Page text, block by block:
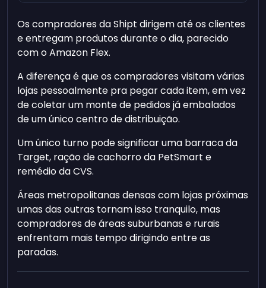
Os compradores da Shipt dirigem até os clientes
e entregam produtos durante o dia, parecido
com o Amazon Flex.
A diferença é que os compradores visitam várias
lojas pessoalmente pra pegar cada item, em vez
de coletar um monte de pedidos já embalados
de um único centro de distribuição.
Um único turno pode significar uma barraca da
Target, ração de cachorro da PetSmart e
remédio da CVS.
Áreas metropolitanas densas com lojas próximas
umas das outras tornam isso tranquilo, mas
compradores de áreas suburbanas e rurais
enfrentam mais tempo dirigindo entre as
paradas.